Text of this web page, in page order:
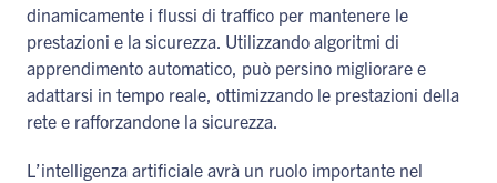
dinamicamente i flussi di traffico per mantenere le
prestazioni e la sicurezza. Utilizzando algoritmi di
apprendimento automatico, può persino migliorare e
adattarsi in tempo reale, ottimizzando le prestazioni della
rete e rafforzandone la sicurezza.
L’intelligenza artificiale avrà un ruolo importante nel